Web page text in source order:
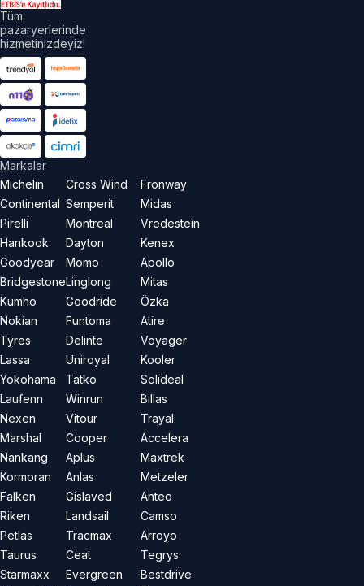
Tüm
pazaryerlerinde
hizmetinizdeyiz!
Markalar
Michelin
Continental
Pirelli
Hankook
Goodyear
Bridgestone
Kumho
Nokian
Tyres
Lassa
Yokohama
Laufenn
Nexen
Marshal
Nankang
Kormoran
Falken
Riken
Petlas
Taurus
Starmaxx
Cross Wind
Semperit
Montreal
Dayton
Momo
Linglong
Goodride
Funtoma
Delinte
Uniroyal
Tatko
Winrun
Vitour
Cooper
Aplus
Anlas
Gislaved
Landsail
Tracmax
Ceat
Evergreen
Fronway
Midas
Vredestein
Kenex
Apollo
Mitas
Özka
Atire
Voyager
Kooler
Solideal
Billas
Trayal
Accelera
Maxtrek
Metzeler
Anteo
Camso
Arroyo
Tegrys
Bestdrive